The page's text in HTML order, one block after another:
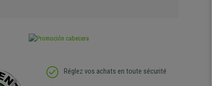
Réglez vos achats en toute sécurité